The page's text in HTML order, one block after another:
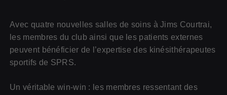
Avec quatre nouvelles salles de soins à Jims Courtrai,
les membres du club ainsi que les patients externes
peuvent bénéficier de l’expertise des kinésithérapeutes
sportifs de SPRS.
Un véritable win-win : les membres ressentant des